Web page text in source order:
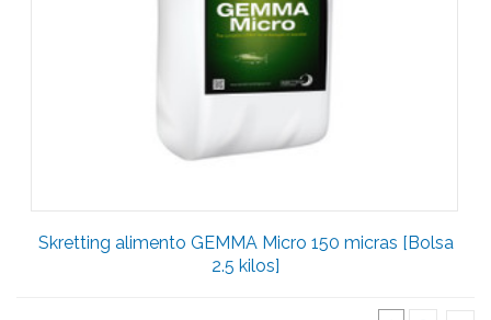
Skretting alimento GEMMA Micro 150 micras [Bolsa
2.5 kilos]